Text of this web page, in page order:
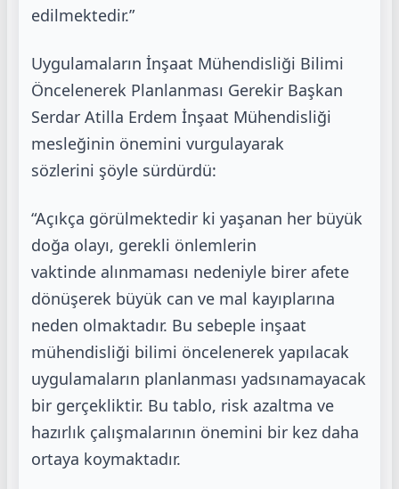
edilmektedir.”
Uygulamaların İnşaat Mühendisliği Bilimi
Öncelenerek Planlanması Gerekir Başkan
Serdar Atilla Erdem İnşaat Mühendisliği
mesleğinin önemini vurgulayarak
sözlerini şöyle sürdürdü:
“Açıkça görülmektedir ki yaşanan her büyük
doğa olayı, gerekli önlemlerin
vaktinde alınmaması nedeniyle birer afete
dönüşerek büyük can ve mal kayıplarına
neden olmaktadır. Bu sebeple inşaat
mühendisliği bilimi öncelenerek yapılacak
uygulamaların planlanması yadsınamayacak
bir gerçekliktir. Bu tablo, risk azaltma ve
hazırlık çalışmalarının önemini bir kez daha
ortaya koymaktadır.